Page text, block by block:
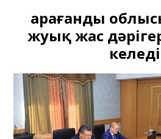
Қарағанды
жуық жас
келеді